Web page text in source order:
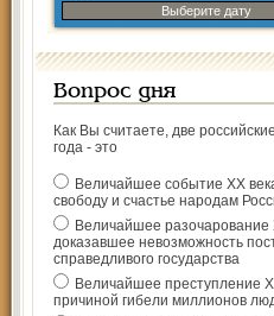
Выберите дату
Вопрос дня
Как Вы считаете, две
года - это
Величайшее событие ХХ
свободу и счастье народам
Величайшее разочарование
доказавшее невозможность
справедливого государства
Величайшее преступление
причиной гибели миллионов